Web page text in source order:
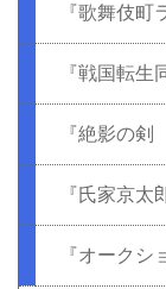
『歌舞伎町
『戦国転生
『絶影の
『氏家京太
『オークシ